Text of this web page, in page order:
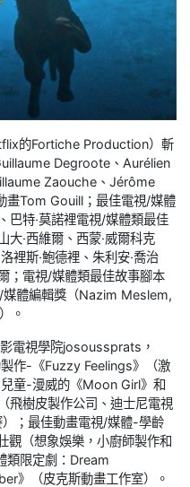
的Fortiche Production）斬
Degroote、Aurélien
Zaouche、Jérôme
畫Tom Gouill；最佳電視/媒體
巴特·莫諾裡電視/媒體類最佳
大·西維爾、西蒙·威爾科克
裡斯·鮑德裡、朱利安·喬治
；電視/媒體類最佳故事腳本
體編輯獎（Nazim Meslem,
。
電視學院josoussprats，
作-《Fuzzy Feelings》（激
童-漫威的《Moon Girl》和
飛樹皮製作公司、迪士尼電視
；最佳動畫電視/媒體-學齡
觀（想象娛樂，小廚師製作和
類限定劇：Dream
》（皮克斯動畫工作室）。